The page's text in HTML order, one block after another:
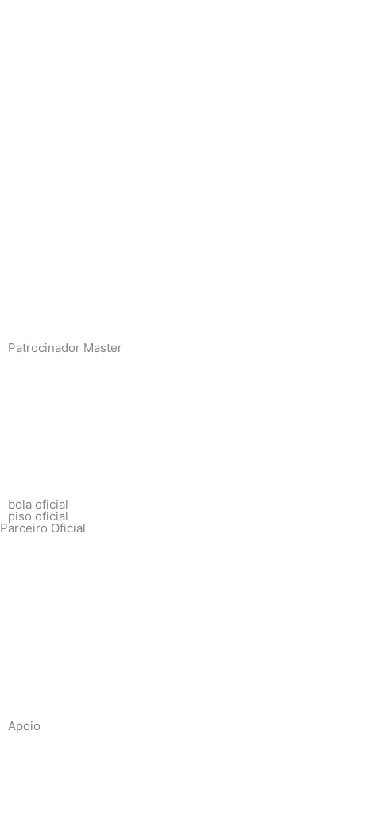
Patrocinador Master
bola oficial
piso oficial
Parceiro Oficial
Apoio